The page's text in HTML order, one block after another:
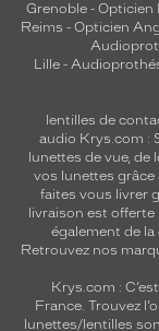
Grenoble - Opticien
Reims - Opticien
Lille-
lentilles de
audio Krys.com :
lunettes de vue, de
vos lunettes grâce
faites vous livrer
livraison est
également de
Retrouvez nos
Krys.com :
France. Trouvez
lunettes/lentilles